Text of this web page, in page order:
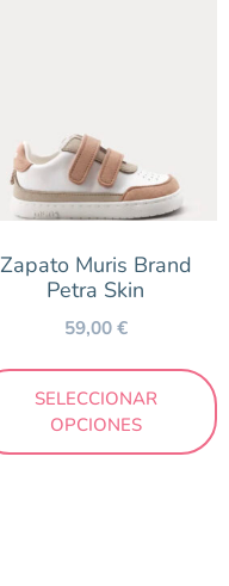
62 €
Zapato Muris Brand
Petra Skin
59,00€
SELECCIONAR
OPCIONES